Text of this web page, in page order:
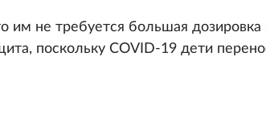
им не требуется большая дозировка
поскольку COVID-19 дети